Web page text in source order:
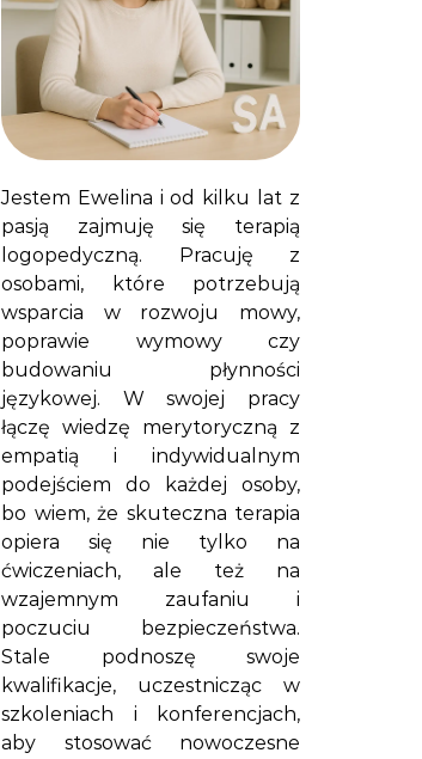
Jestem Ewelina i od kilku lat z
pasją zajmuję się terapią
logopedyczną. Pracuję z
osobami, które potrzebują
wsparcia w rozwoju mowy,
poprawie wymowy czy
budowaniu płynności
językowej. W swojej pracy
łączę wiedzę merytoryczną z
empatią i indywidualnym
podejściem do każdej osoby,
bo wiem, że skuteczna terapia
opiera się nie tylko na
ćwiczeniach, ale też na
wzajemnym zaufaniu i
poczuciu bezpieczeństwa.
Stale podnoszę swoje
kwalifikacje, uczestnicząc w
szkoleniach i konferencjach,
aby stosować nowoczesne